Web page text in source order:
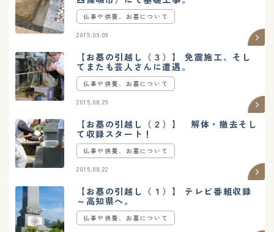
仏事や供養、お墓について
2015.09.09
【お墓の引越し（３）】 免震施工、そし
てまたも芸人さんに遭遇。
仏事や供養、お墓について
2015.08.29
【お墓の引越し（２）】 解体・撤去そし
て収録スタート！
仏事や供養、お墓について
2015.08.22
【お墓の引越し（１）】 テレビ番組収録
～高知県へ。
仏事や供養、お墓について